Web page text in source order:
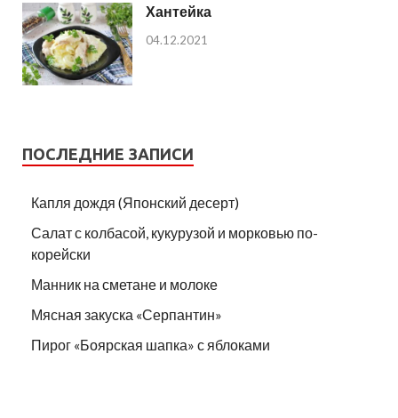
Хантейка
04.12.2021
ПОСЛЕДНИЕ ЗАПИСИ
Капля дождя (Японский десерт)
Салат с колбасой, кукурузой и морковью по-
корейски
Манник на сметане и молоке
Мясная закуска «Серпантин»
Пирог «Боярская шапка» с яблоками